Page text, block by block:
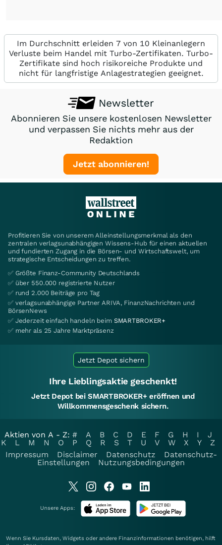
Im Durchschnitt erleiden 7 von 10 Kleinanlegern
Verluste beim Handel mit Turbo-Zertifikaten. Turbo-
Zertifikate sind hoch risikoreiche Produkte und
nicht für langfristige Anlagestrategien geeignet.
Newsletter
Abonnieren Sie unsere kostenlosen Newsletter
und verpassen Sie nichts mehr aus der
Redaktion
Jetzt abonnieren!
Profitieren Sie von unserem Alleinstellungsmerkmal als den
zentralen verlagsunabhängigen Wissens-Hub für einen aktuellen
und fundierten Zugang in die Börsen- und Wirtschaftswelt, um
strategische Entscheidungen zu treffen.
✅ Größte Finanz-Community Deutschlands
✅ über 550.000 registrierte Nutzer
✅ rund 2.000 Beiträge pro Tag
✅ verlagsunabhängige Partner ARIVA, FinanzNachrichten und
BörsenNews
✅ Jederzeit einfach handeln beim SMARTBROKER+
✅ mehr als 25 Jahre Marktpräsenz
Jetzt Depot sichern
Ihre Lieblingsaktie geschenkt!
Jetzt Depot bei SMARTBROKER+ eröffnen und
Willkommensgeschenk sichern.
Aktien von A - Z: # A B C D E F G H I
J
K
L M N O P Q R S T U V W X Y
Z
Impressum
Disclaimer Datenschutz
Datenschutz-
Einstellungen
Nutzungsbedingungen
Unsere Apps:
Wenn Sie Kursdaten, Widgets oder andere Finanzinformationen benötigen, hilft